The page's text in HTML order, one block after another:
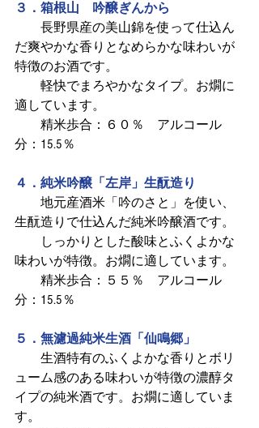
３．箱根山　吟醸ぎんから
長野県産の美山錦を使って仕込ん
だ爽やかな香りとなめらかな味わいが
特徴のお酒です。
軽快でまろやかなタイプ。お燗に
適しています。
精米歩合：６０％　アルコール
分：15.5％
４．純米吟醸「左岸」生酛造り
地元産酒米「吟のさと」を使い、
生酛造りで仕込んだ純米吟醸酒です。
しっかりとした酸味とふくよかな
味わいが特徴。お燗に適しています。
精米歩合：５５％　アルコール
分：15.5％
５．無濾過純米生酒「仙鳴郷」
生酒特有のふくよかな香りとボリ
ューム感のある味わいが特徴の濃醇タ
イプの純米酒です。お燗に適していま
す。